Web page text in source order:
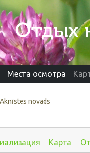
Места осмотра
novads
Карта